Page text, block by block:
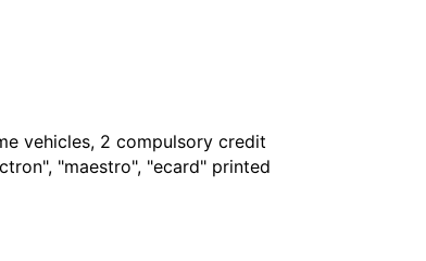
vehicles, 2 compulsory credit
"maestro", "ecard" printed